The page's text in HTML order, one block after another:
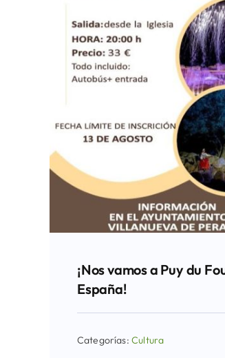
¡Nos vamos a Puy du
España!
Categorías: Cultura